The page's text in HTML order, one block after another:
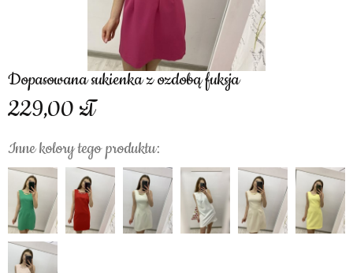
Dopasowana sukienka z ozdobą fuksja
229,00
Inne kolory tego produktu: